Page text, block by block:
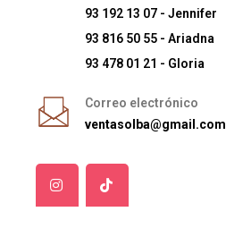
93 192 13 07 - Jennifer
93 816 50 55 - Ariadna
93 478 01 21 - Gloria
Correo electrónico
ventasolba@gmail.com